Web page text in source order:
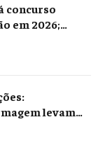
concurso
em 2026;
levam
Campos